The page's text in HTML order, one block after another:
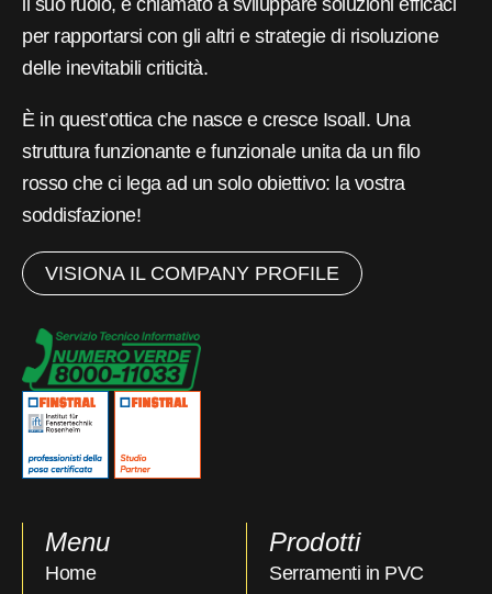
il suo ruolo, è chiamato a sviluppare soluzioni efficaci
per rapportarsi con gli altri e strategie di risoluzione
delle inevitabili criticità.
È in quest’ottica che nasce e cresce Isoall. Una
struttura funzionante e funzionale unita da un filo
rosso che ci lega ad un solo obiettivo: la vostra
soddisfazione!
VISIONA IL COMPANY PROFILE
Menu
Home
Prodotti
Serramenti in PVC